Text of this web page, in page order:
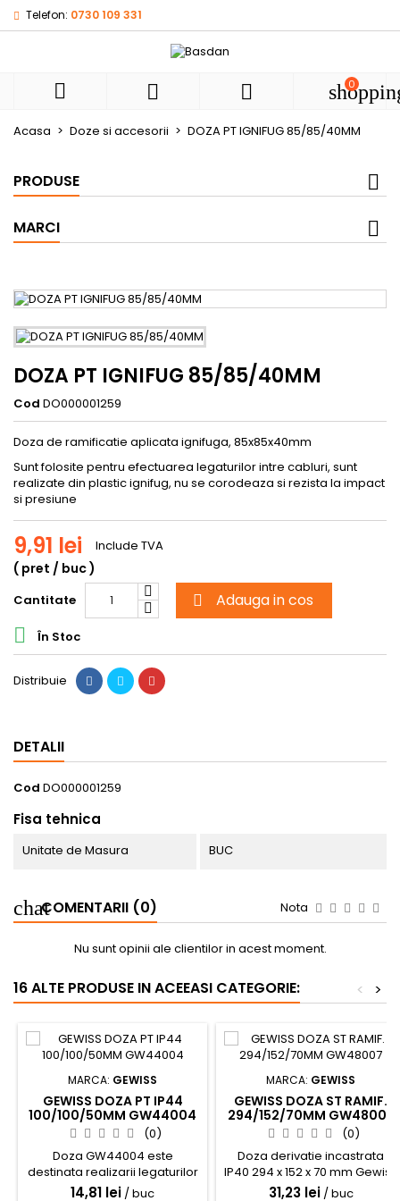
Telefon: 0730 109 331
   0
Acasa Doze si accesorii DOZA PT IGNIFUG 85/85/40MM
PRODUSE
MARCI
DOZA PT IGNIFUG 85/85/40MM
Cod DO000001259
Doza de ramificatie aplicata ignifuga, 85x85x40mm
Sunt folosite pentru efectuarea legaturilor intre cabluri, sunt
realizate din plastic ignifug, nu se corodeaza si rezista la impact
si presiune
9,91 lei
( pret / buc )
Include TVA
Cantitate  Adauga in cos
 În Stoc
Distribuie
DETALII
Cod DO000001259
Fisa tehnica
Unitate de Masura BUC
COMENTARII (0) Nota
Nu sunt opinii ale clientilor in acest moment.
16 ALTE PRODUSE IN ACEEASI CATEGORIE: >
<
MARCA: GEWISS
GEWISS DOZA PT IP44
100/100/50MM GW44004
(0)
Doza GW44004 este
destinata realizarii legaturilor
(derivatiilor) diferitelor
14,81 lei / buc
MARCA: GEWISS
GEWISS DOZA ST RAMIF.
294/152/70MM GW48007
(0)
Doza derivatie incastrata
IP40 294 x 152 x 70 mm Gewiss
GW48007
31,23 lei / buc
My wishlists
Create new
((title))
((label))
((createText))
Autentificare
Ai nevoie sa fii autentificat pentru a salva produsele in
de dorinte.